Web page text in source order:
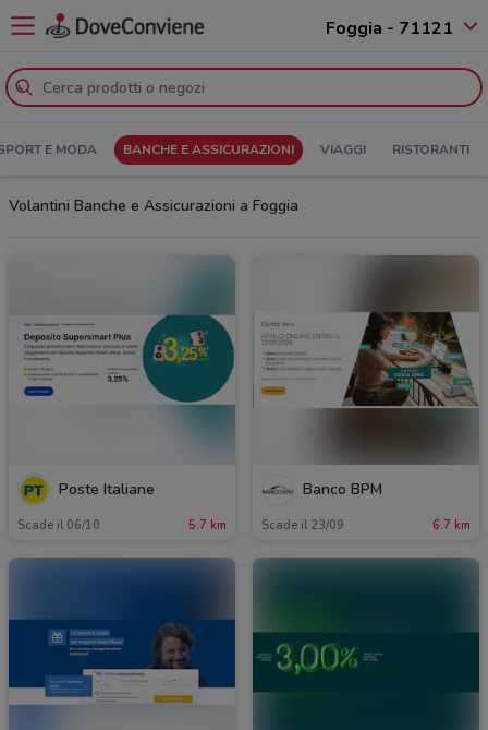
Foggia - 71121
E MODA BANCHE E ASSICURAZIONI VIAGGI RISTORANTI
Volantini Banche e Assicurazioni a Foggia
Poste Italiane
Scade il 06/10 5.7 km
Banco BPM
Scade il 23/09 6.7 km